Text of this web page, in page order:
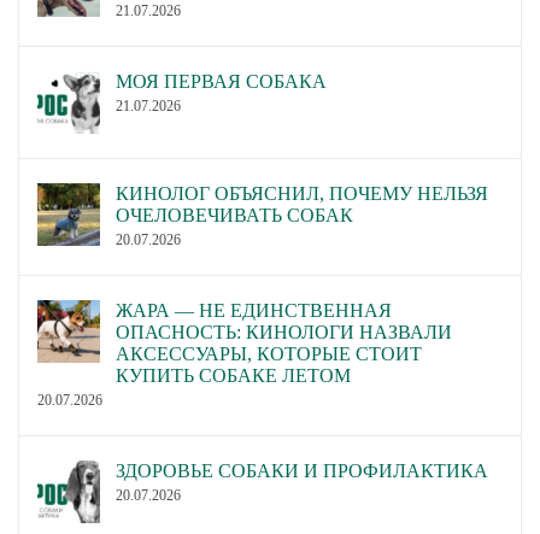
21.07.2026
МОЯ ПЕРВАЯ СОБАКА
21.07.2026
КИНОЛОГ ОБЪЯСНИЛ, ПОЧЕМУ НЕЛЬЗЯ
ОЧЕЛОВЕЧИВАТЬ СОБАК
20.07.2026
ЖАРА — НЕ ЕДИНСТВЕННАЯ
ОПАСНОСТЬ: КИНОЛОГИ НАЗВАЛИ
АКСЕССУАРЫ, КОТОРЫЕ СТОИТ
КУПИТЬ СОБАКЕ ЛЕТОМ
20.07.2026
ЗДОРОВЬЕ СОБАКИ И ПРОФИЛАКТИКА
20.07.2026